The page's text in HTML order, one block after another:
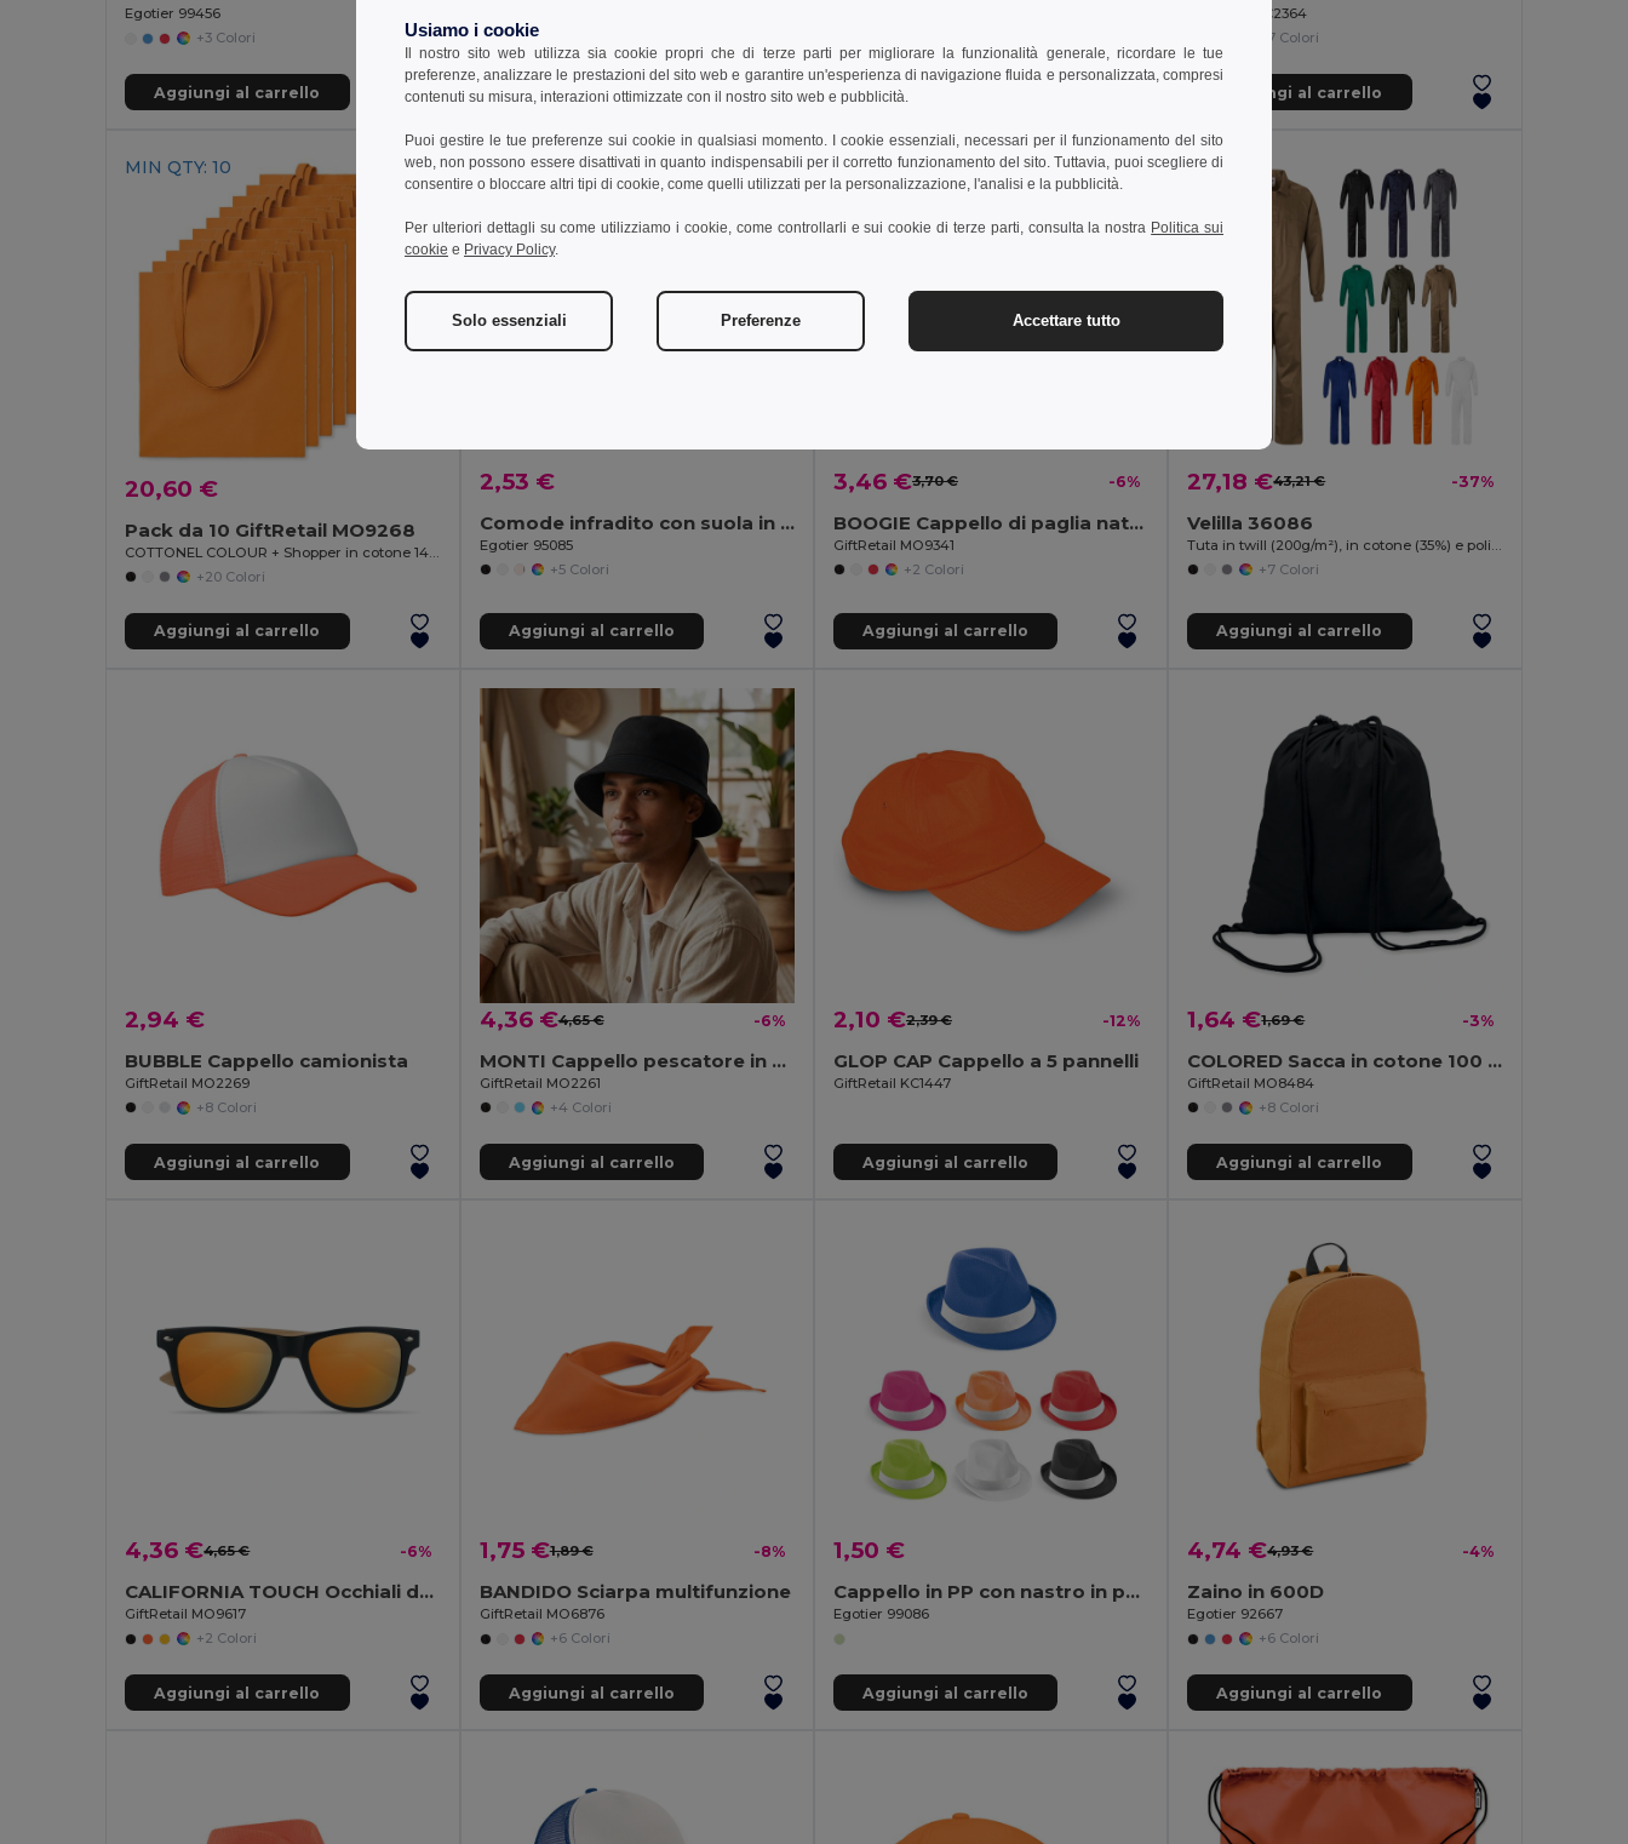
Egotier 99456
+3 Colori
Aggiungi al carrello Aggiungi al carrello Aggiungi al carrello
GiftRetail KC2364
+7 Colori
Aggiungi al carrello
MIN QTY: 10
20,60 €
Pack da 10 GiftRetail MO9268
+20 Colori
Aggiungi al carrello
2,53 €
Comode infradito con suola in PE e cinturino in PVC
Egotier 95085
+5 Colori
Aggiungi al carrello
3,46 €3,70 € -6%
BOOGIE Cappello di paglia naturale
GiftRetail MO9341
+2 Colori
Aggiungi al carrello
27,18 €43,21 € -37%
Velilla 36086
+7 Colori
Aggiungi al carrello
2,94 €
BUBBLE Cappello camionista
GiftRetail MO2269
+8 Colori
Aggiungi al carrello
4,36 €4,65 € -6%
MONTI Cappello pescatore in cotone
GiftRetail MO2261
+4 Colori
Aggiungi al carrello
2,10 €2,39 € -12%
GLOP CAP Cappello a 5 pannelli
GiftRetail KC1447
Aggiungi al carrello
1,64 €1,69 € -3%
COLORED Sacca in cotone 100 gr/m²
GiftRetail MO8484
+8 Colori
Aggiungi al carrello
4,36 €4,65 € -6%
CALIFORNIA TOUCH Occhiali da sole in bamboo
GiftRetail MO9617
+2 Colori
Aggiungi al carrello
1,75 €1,89 € -8%
BANDIDO Sciarpa multifunzione
GiftRetail MO6876
+6 Colori
Aggiungi al carrello
1,50 €
Cappello in PP con nastro in poliestere bianco
Egotier 99086
Aggiungi al carrello
4,74 €4,93 € -4%
Zaino in 600D
Egotier 92667
+6 Colori
Aggiungi al carrello
Usiamo i cookie
Il nostro sito web utilizza sia cookie propri che di terze parti per migliorare la funzionalità generale, ricordare le tue
preferenze, analizzare le prestazioni del sito web e garantire un'esperienza di navigazione fluida e personalizzata, compresi
contenuti su misura, interazioni ottimizzate con il nostro sito web e pubblicità.
Puoi gestire le tue preferenze sui cookie in qualsiasi momento. I cookie essenziali, necessari per il funzionamento del sito
web, non possono essere disattivati in quanto indispensabili per il corretto funzionamento del sito. Tuttavia, puoi scegliere di
consentire o bloccare altri tipi di cookie, come quelli utilizzati per la personalizzazione, l'analisi e la pubblicità.
Per ulteriori dettagli su come utilizziamo i cookie, come controllarli e sui cookie di terze parti, consulta la nostra Politica sui
cookie e Privacy Policy.
Solo essenziali Preferenze Accettare tutto